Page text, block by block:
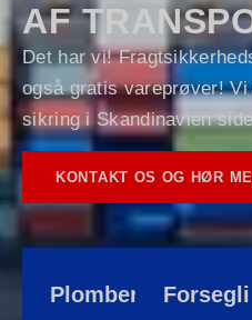
AF
Det har vi!
også gratis vareprøver!
sikring i Skandinavien
KONTAKT OS OG HØR
Plomber